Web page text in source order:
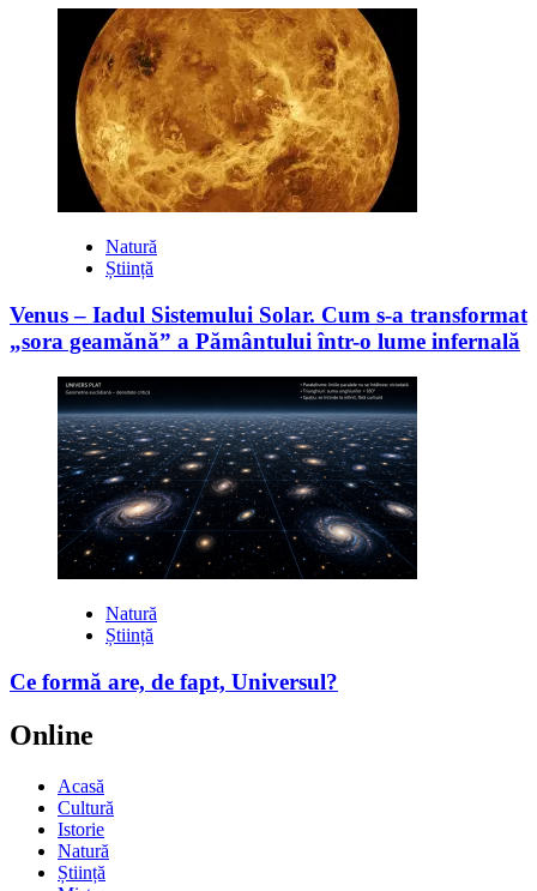
Natură
Știință
Venus – Iadul Sistemului Solar. Cum s-a transformat
„sora geamănă” a Pământului într-o lume infernală
Natură
Știință
Ce formă are, de fapt, Universul?
Online
Acasă
Cultură
Istorie
Natură
Știință